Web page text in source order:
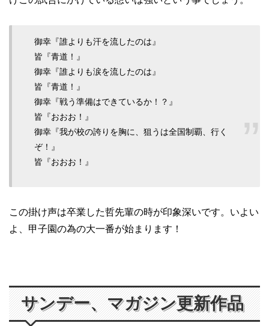
御幸『誰よりも汗を流したのは』
皆『青道！』
御幸『誰よりも涙を流したのは』
皆『青道！』
御幸『戦う準備はできているか！？』
皆『おおお！』
御幸『我が校の誇りを胸に、狙うは全国制覇、行く
ぞ！』
皆『おおお！』
この掛け声は卒業した哲先輩の時が印象深いです。いよい
よ、甲子園の為の大一番が始まります！
サンデー、マガジン更新作品